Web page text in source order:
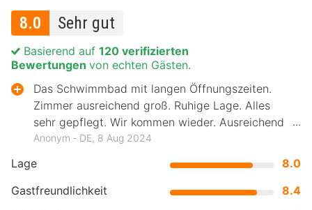
8.0 Sehr gut
Lage
8.0
Gastfreundlichkeit
8.4
Basierend auf 120 verifizierten
Bewertungen von echten Gästen.
Das Schwimmbad mit langen Öffnungszeiten.
Zimmer ausreichend groß. Ruhige Lage. Alles
sehr gepflegt. Wir kommen wieder. Ausreichend
Parkplätze.
Anonym ‐ DE, 8 Aug 2024